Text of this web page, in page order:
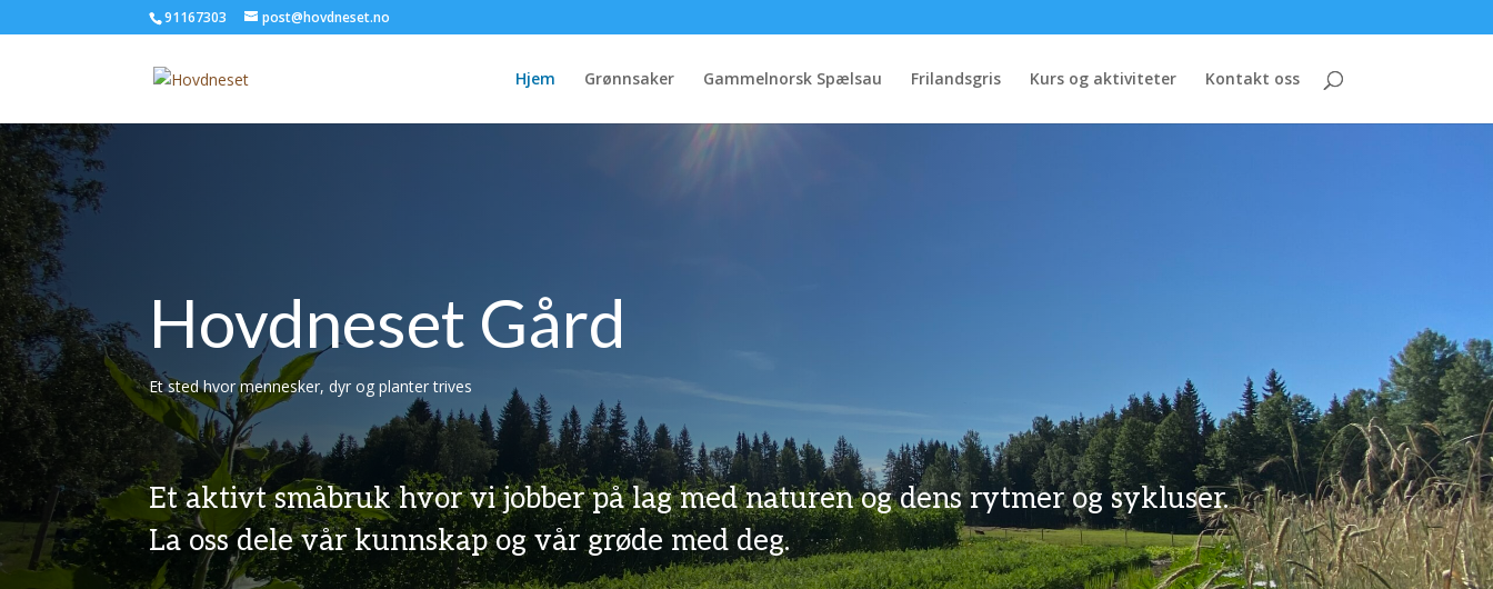
91167303 post@hovdneset.no
Hjem Grønnsaker Gammelnorsk Spælsau Frilandsgris Kurs og aktiviteter Kontakt oss
Hovdneset Gård
Et sted hvor mennesker, dyr og planter trives
Et aktivt småbruk hvor vi jobber på lag med naturen og dens rytmer og sykluser.
La oss dele vår kunnskap og vår grøde med deg.